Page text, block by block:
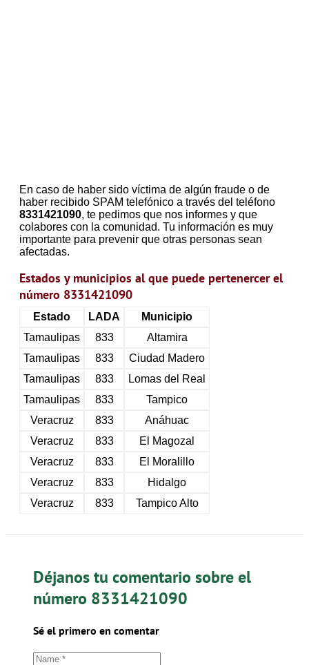
En caso de haber sido víctima de algún fraude o de
haber recibido SPAM telefónico a través del teléfono
8331421090, te pedimos que nos informes y que
colabores con la comunidad. Tu información es muy
importante para prevenir que otras personas sean
afectadas.
Estados y municipios al que puede pertenercer el
número 8331421090
Estado LADA
Municipio
Tamaulipas
833
Altamira
Tamaulipas
833
Ciudad Madero
Tamaulipas
833
Lomas del Real
Tamaulipas
833
Tampico
Veracruz
833
Anáhuac
Veracruz
833
El Magozal
Veracruz
833
El Moralillo
Veracruz
833
Hidalgo
Veracruz
833 Tampico Alto
Déjanos tu comentario sobre el
número 8331421090
Sé el primero en comentar